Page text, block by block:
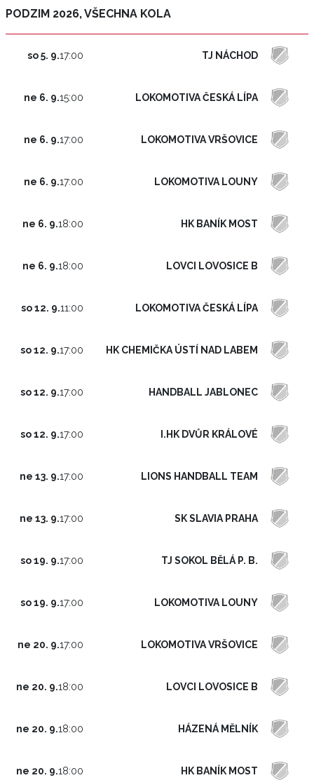
PODZIM 2026, VŠECHNA KOLA
so 5. 9.17:00 TJ NÁCHOD
ne 6. 9.15:00 LOKOMOTIVA ČESKÁ LÍPA
ne 6. 9.17:00 LOKOMOTIVA VRŠOVICE
ne 6. 9.17:00 LOKOMOTIVA LOUNY
ne 6. 9.18:00 HK BANÍK MOST
ne 6. 9.18:00 LOVCI LOVOSICE B
so 12. 9.11:00 LOKOMOTIVA ČESKÁ LÍPA
so 12. 9.17:00 HK CHEMIČKA ÚSTÍ NAD LABEM
so 12. 9.17:00 HANDBALL JABLONEC
so 12. 9.17:00 I.HK DVŮR KRÁLOVÉ
ne 13. 9.17:00 LIONS HANDBALL TEAM
ne 13. 9.17:00 SK SLAVIA PRAHA
so 19. 9.17:00 TJ SOKOL BĚLÁ P. B.
so 19. 9.17:00 LOKOMOTIVA LOUNY
ne 20. 9.17:00 LOKOMOTIVA VRŠOVICE
ne 20. 9.18:00 LOVCI LOVOSICE B
ne 20. 9.18:00 HÁZENÁ MĚLNÍK
ne 20. 9.18:00 HK BANÍK MOST